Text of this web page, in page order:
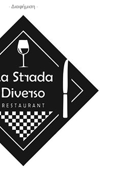
- Διαφήμιση -